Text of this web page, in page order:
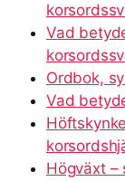
Vad
Ordbok,
Vad
Högväxt –